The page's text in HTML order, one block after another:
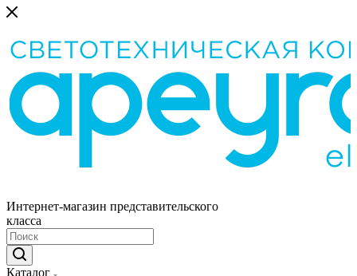
Интернет-магазин представительского
класса
Каталог